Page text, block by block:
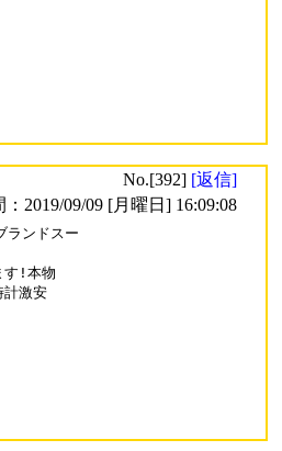
No.[392] [返信]
2019/09/09 [月曜日] 16:09:08
ンドスー
す!本物
計激安